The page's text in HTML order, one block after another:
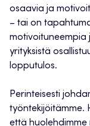
osaavia ja
– tai on
motivoituneempia
yrityksistä
lopputulos.
Perinteisesti
työntekijöitämme.
että huolehdimme